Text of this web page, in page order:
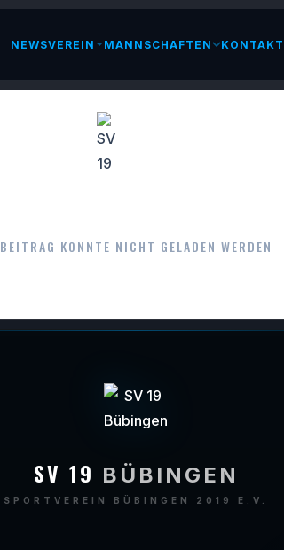
NEWSVEREIN MANNSCHAFTEN KONTAKT
BEITRAG KONNTE NICHT GELADEN WERDEN
SV 19 BÜBINGEN
SPORTVEREIN BÜBINGEN 2019 E.V.